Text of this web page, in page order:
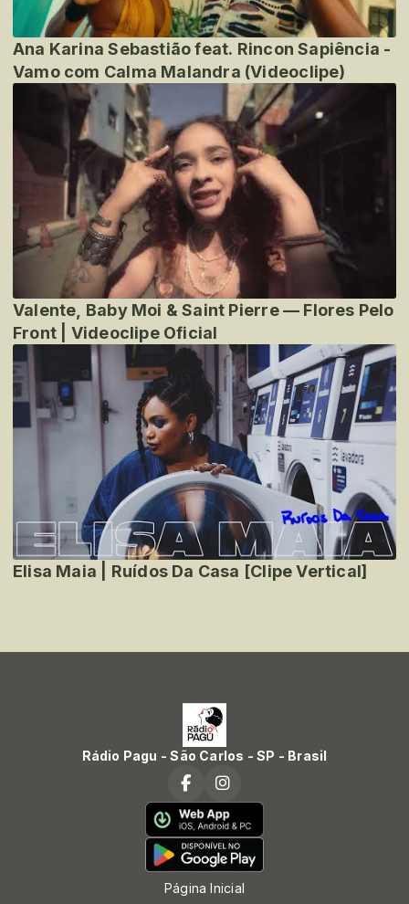
Ana Karina Sebastião feat. Rincon Sapiência -
Vamo com Calma Malandra (Videoclipe)
Valente, Baby Moi & Saint Pierre — Flores Pelo
Front | Videoclipe Oficial
Elisa Maia | Ruídos Da Casa [Clipe Vertical]
Rádio Pagu - São Carlos - SP - Brasil
Página Inicial